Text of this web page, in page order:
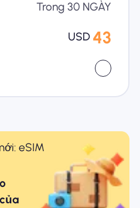
Trong 30 NGÀY
USD 43
eSIM